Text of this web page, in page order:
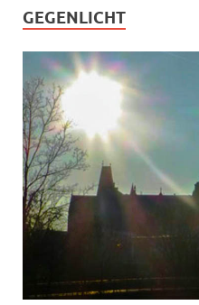
GEGENLICHT